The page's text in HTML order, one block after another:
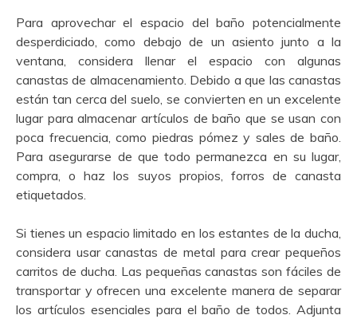
Para aprovechar el espacio del baño potencialmente
desperdiciado, como debajo de un asiento junto a la
ventana, considera llenar el espacio con algunas
canastas de almacenamiento. Debido a que las canastas
están tan cerca del suelo, se convierten en un excelente
lugar para almacenar artículos de baño que se usan con
poca frecuencia, como piedras pómez y sales de baño.
Para asegurarse de que todo permanezca en su lugar,
compra, o haz los suyos propios, forros de canasta
etiquetados.
Si tienes un espacio limitado en los estantes de la ducha,
considera usar canastas de metal para crear pequeños
carritos de ducha. Las pequeñas canastas son fáciles de
transportar y ofrecen una excelente manera de separar
los artículos esenciales para el baño de todos. Adjunta